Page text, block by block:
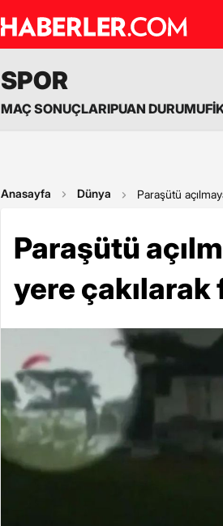
SPOR
MAÇ SONUÇLARIPUAN DURUMU
Anasayfa Dünya Paraşütü
Paraşütü
yere